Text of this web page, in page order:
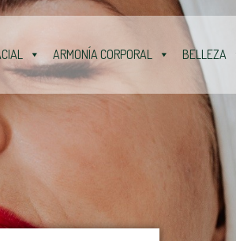
ARMONÍA CORPORAL BELLEZA